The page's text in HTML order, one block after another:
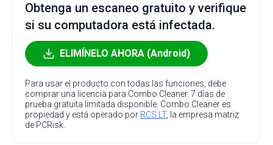
Obtenga un escaneo gratuito y verifique
si su computadora está infectada.
ELIMÍNELO AHORA (Android)
Para usar el producto con todas las funciones, debe
comprar una licencia para Combo Cleaner. 7 días de
prueba gratuita limitada disponible. Combo Cleaner es
propiedad y está operado por RCS LT, la empresa matriz
de PCRisk.